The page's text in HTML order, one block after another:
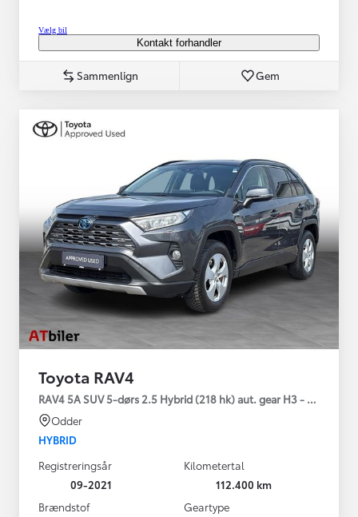
Vælg bil
Kontakt forhandler
Sammenlign Gem
Toyota RAV4
RAV4 5A SUV 5-dørs 2.5 Hybrid (218 hk) aut. gear H3 - Comfort
Odder
HYBRID
Registreringsår
09-2021
Kilometertal
112.400 km
Brændstof
Geartype